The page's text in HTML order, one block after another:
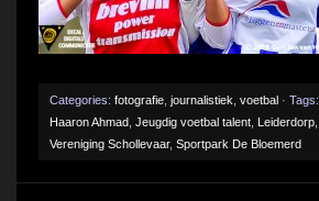
Categories: fotografie journalistiek voetbal · Tags:
Haaron Ahmad Jeugdig voetbal talent Leiderdorp
Vereniging Schollevaar, Sportpark De Bloemerd